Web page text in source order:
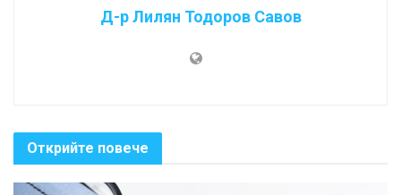
Д-р Лилян Тодоров Савов
Открийте повече